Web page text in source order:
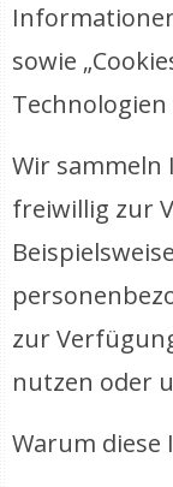
sowie
Wir sammeln
freiwillig zur
zur
nutzen oder
Warum